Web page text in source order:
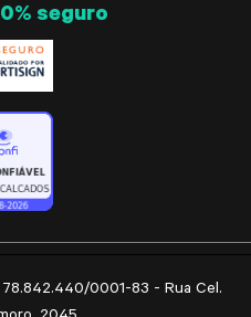
seguro
0001-83 - Rua Cel.